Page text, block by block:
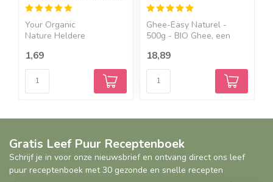
zonder gist - BIO
Your Organic
Nature Heldere
1,69
Ghee-Easy Naturel -
500g - BIO Ghee, een
18,89
Gratis Leef Puur Receptenboek
Schrijf je in voor onze nieuwsbrief en ontvang direct ons leef
puur receptenboek met 30 gezonde en snelle recepten